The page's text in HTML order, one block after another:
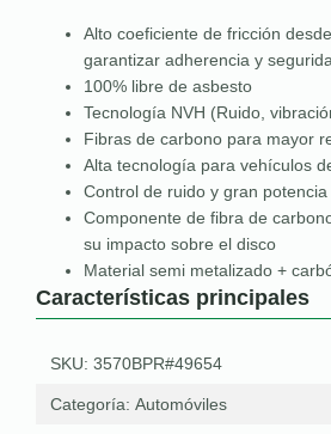
Alto coeficiente de fricción
garantizar adherencia y
100% libre de asbesto
Tecnología NVH (Ruido,
Fibras de carbono para mayor
Alta tecnología para vehículos
Control de ruido y gran potencia
Componente de fibra de
su impacto sobre el disco
Material semi metalizado +
Características principales
SKU: 3570BPR#49654
Categoría: Automóviles